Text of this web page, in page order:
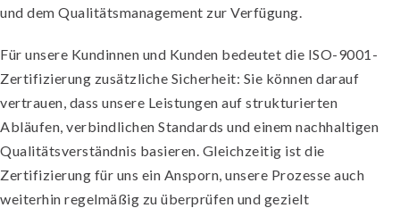
und dem Qualitätsmanagement zur Verfügung.
Für unsere Kundinnen und Kunden bedeutet die ISO-9001-
Zertifizierung zusätzliche Sicherheit: Sie können darauf
vertrauen, dass unsere Leistungen auf strukturierten
Abläufen, verbindlichen Standards und einem nachhaltigen
Qualitätsverständnis basieren. Gleichzeitig ist die
Zertifizierung für uns ein Ansporn, unsere Prozesse auch
weiterhin regelmäßig zu überprüfen und gezielt